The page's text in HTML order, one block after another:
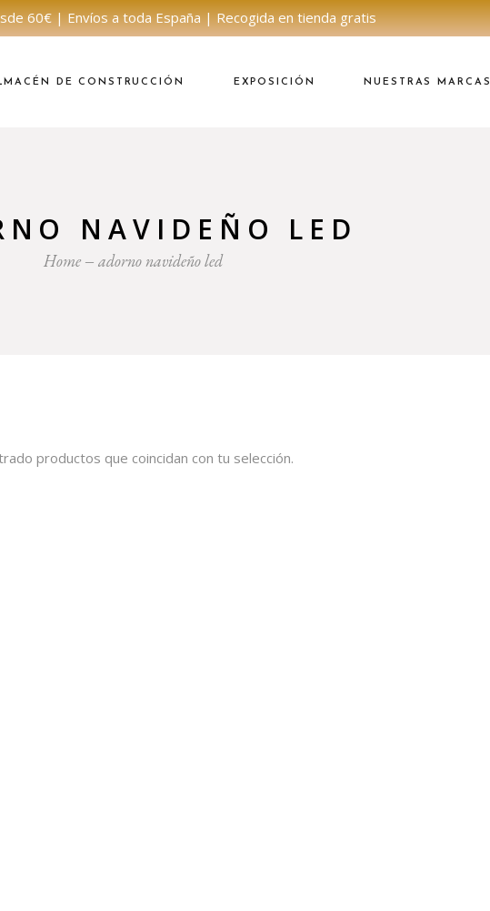
60€ | Envíos a toda España | Recogida en tienda gratis
DE CONSTRUCCIÓN EXPOSICIÓN NUESTRAS MARCAS
NAVIDEÑO LED
Home adorno navideño led
productos que coincidan con tu selección.